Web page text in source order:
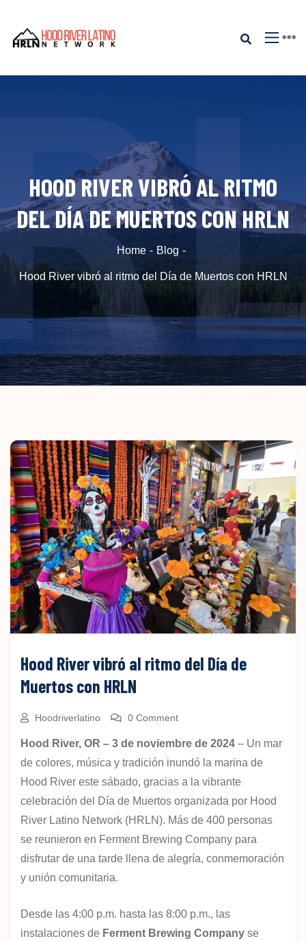
HOOD RIVER VIBRÓ AL RITMO
DEL DÍA DE MUERTOS CON HRLN
Home Blog
Hood River vibró al ritmo del Día de Muertos con HRLN
Hood River vibró al ritmo del Día de
Muertos con HRLN
Hoodriverlatino 0 Comment
Hood River, OR – 3 de noviembre de 2024 – Un mar
de colores, música y tradición inundó la marina de
Hood River este sábado, gracias a la vibrante
celebración del Día de Muertos organizada por Hood
River Latino Network (HRLN). Más de 400 personas
se reunieron en Ferment Brewing Company para
disfrutar de una tarde llena de alegría, conmemoración
y unión comunitaria.
Desde las 4:00 p.m. hasta las 8:00 p.m., las
instalaciones de Ferment Brewing Company se